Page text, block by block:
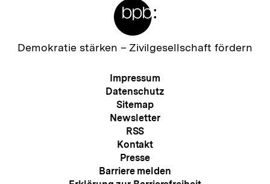
h
Zur
Demokratie stärken – Zivilgesellschaft fördern
Meta-
Navigation
Impressum
Datenschutz
Sitemap
Newsletter
RSS
Kontakt
Presse
Barriere melden